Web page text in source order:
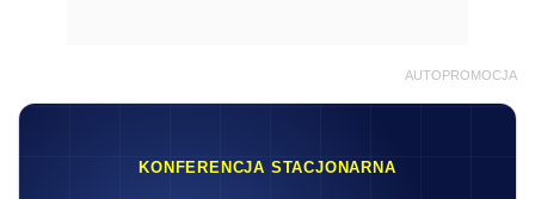
AUTOPROMOCJA
KONFERENCJA STACJONARNA